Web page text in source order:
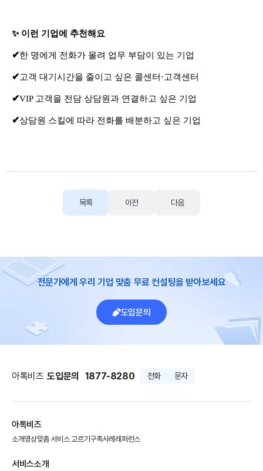
✨ 이런 기업에 추천해요
✔한 명에게 전화가 몰려 업무 부담이 있는 기업
✔고객 대기시간을 줄이고 싶은 콜센터·고객센터
✔VIP 고객을 전담 상담원과 연결하고 싶은 기업
✔상담원 스킬에 따라 전화를 배분하고 싶은 기업
목록 이전 다음
전문가에게 우리 기업 맞춤 무료 컨설팅을 받아보세요
도입문의
아톡비즈 도입문의 1877-8280 전화 문자
아톡비즈
소개영상맞춤 서비스 고르기구축사례 레퍼런스
서비스소개